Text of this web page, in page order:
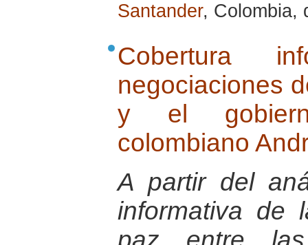
Santander, Colombia,
Cobertura
negociaciones
y el
colombiano
A partir del
informativa de